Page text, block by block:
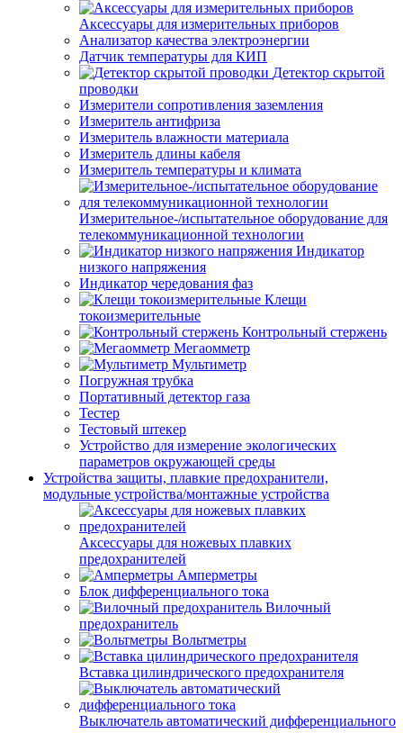
Аксессуары для измерительных приборов
Анализатор качества электроэнергии
Датчик температуры для КИП
Детектор скрытой
проводки
Измерители сопротивления заземления
Измеритель антифриза
Измеритель влажности материала
Измеритель длины кабеля
Измеритель температуры и климата
Измерительное-/испытательное оборудование для
телекоммуникационной технологии
Индикатор
низкого напряжения
Индикатор чередования фаз
Клещи
токоизмерительные
Контрольный стержень
Мегаомметр
Мультиметр
Погружная трубка
Портативный детектор газа
Тестер
Тестовый штекер
Устройство для измерение экологических
параметров окружающей среды
Устройства защиты, плавкие предохранители,
модульные устройства/монтажные устройства
Аксессуары для ножевых плавких
предохранителей
Амперметры
Блок дифференциального тока
Вилочный
предохранитель
Вольтметры
Вставка цилиндрического предохранителя
Выключатель автоматический дифференциального